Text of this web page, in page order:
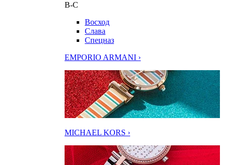
В-С
Восход
Слава
Спецназ
EMPORIO ARMANI ›
MICHAEL KORS ›